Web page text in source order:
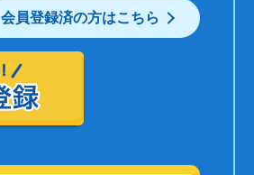
会員登録済の方はこちら